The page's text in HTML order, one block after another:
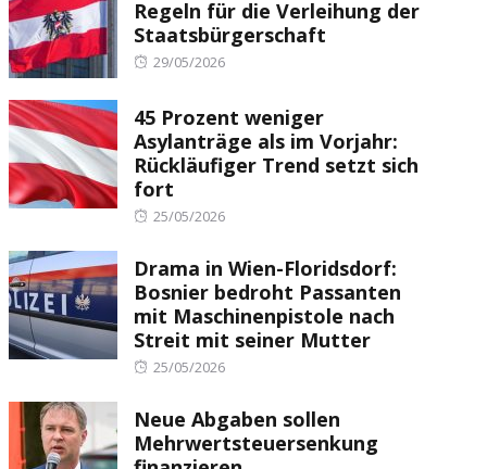
Regeln für die Verleihung der
Staatsbürgerschaft
Posted
29/05/2026
45 Prozent weniger
Asylanträge als im Vorjahr:
Rückläufiger Trend setzt sich
fort
Posted
25/05/2026
Drama in Wien-Floridsdorf:
Bosnier bedroht Passanten
mit Maschinenpistole nach
Streit mit seiner Mutter
Posted
25/05/2026
Neue Abgaben sollen
Mehrwertsteuersenkung